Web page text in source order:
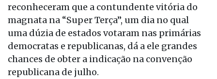
reconheceram que a contundente vitória do
magnata na “Super Terça”, um dia no qual
uma dúzia de estados votaram nas primárias
democratas e republicanas, dá a ele grandes
chances de obter a indicação na convenção
republicana de julho.